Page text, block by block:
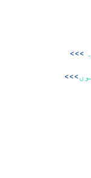
>>>
>>>